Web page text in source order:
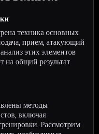
техника основных
прием, атакующий
этих элементов
на общий результат
методы
включая
Рассмотрим